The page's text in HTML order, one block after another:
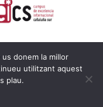
cookies
donem la millor
utilitzant aquest
plau.